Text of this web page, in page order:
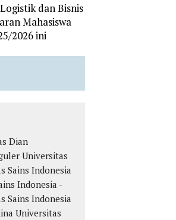
dan Bisnis
Mahasiswa
2026 ini
Dian
Universitas
Sains Indonesia
Indonesia -
Sains Indonesia
Universitas